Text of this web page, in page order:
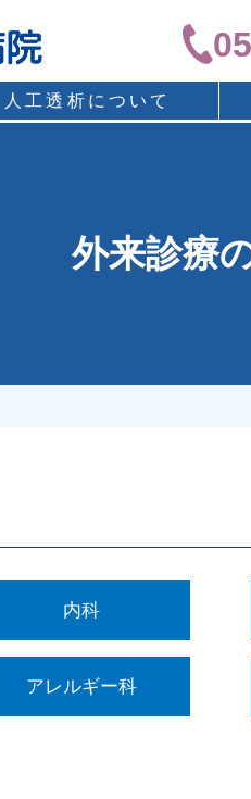
人工透析について
外来診療
内科
アレルギー科